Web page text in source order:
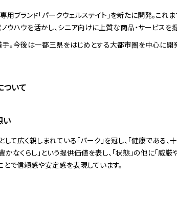
用ブランド「パークウェルステイト」を新たに開発。これ
ウハウを活かし、シニア向けに上質な商品・サービスを
。今後は一都三県をはじめとする大都市圏を中心に開
ついて
い
て広く親しまれている「パーク」を冠し、「健康である、
かなくらし」という提供価値を表し、「状態」の他に「威
で信頼感や安定感を表現しています。